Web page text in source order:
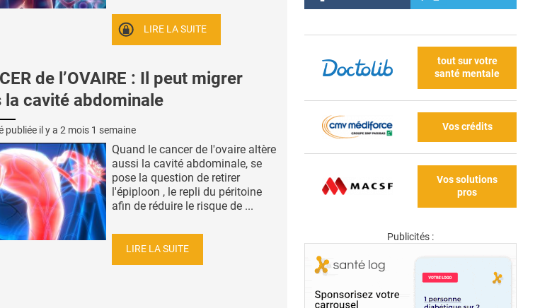
LIRE LA SUITE
de l’OVAIRE : Il peut migrer
la cavité abdominale
publiée il y a 2 mois 1 semaine
Quand le cancer de l'ovaire altère
aussi la cavité abdominale, se
pose la question de retirer
l'épiploon , le repli du péritoine
afin de réduire le risque de ...
LIRE LA SUITE
tout sur votre
santé mentale
Vos crédits
Vos solutions
pros
Publicités :